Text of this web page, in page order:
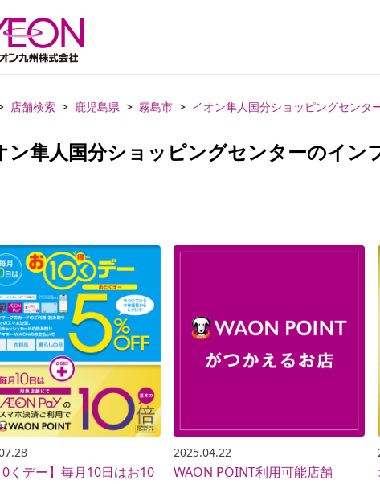
店舗検索 鹿児島県 霧島市 イオン隼人国分ショッピングセンタ
ン隼人国分ショッピングセンターのイン
くデー】毎月10日はお10
2025.04.22
WAON POINT利用可能店舗